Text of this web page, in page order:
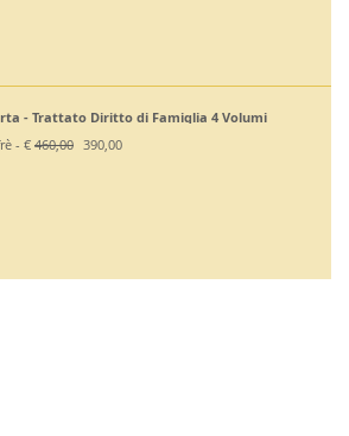
- Trattato Diritto di Famiglia 4 Volumi
- € 460,00 390,00